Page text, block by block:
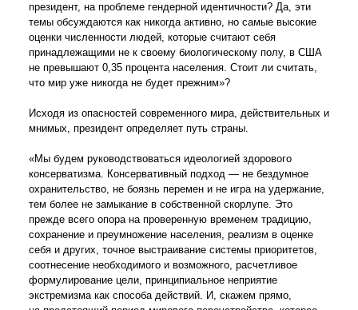
президент, на проблеме гендерной идентичности? Да, эти
темы обсуждаются как никогда активно, но самые высокие
оценки численности людей, которые считают себя
принадлежащими не к своему биологическому полу, в США
не превышают 0,35 процента населения. Стоит ли считать,
что мир уже никогда не будет прежним»?
Исходя из опасностей современного мира, действительных и
мнимых, президент определяет путь страны.
«Мы будем руководствоваться идеологией здорового
консерватизма. Консервативный подход — не бездумное
охранительство, не боязнь перемен и не игра на удержание,
тем более не замыкание в собственной скорлупе. Это
прежде всего опора на проверенную временем традицию,
сохранение и преумножение населения, реализм в оценке
себя и других, точное выстраивание системы приоритетов,
соотнесение необходимого и возможного, расчетливое
формулирование цели, принципиальное неприятие
экстремизма как способа действий. И, скажем прямо,